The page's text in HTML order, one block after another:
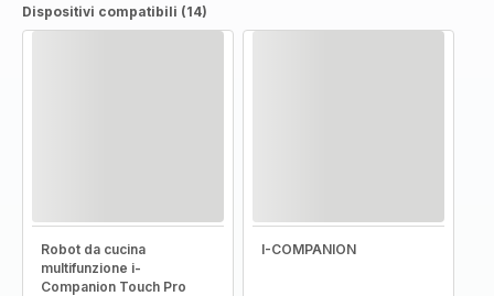
Dispositivi compatibili (14)
Robot da cucina
multifunzione i-
Companion Touch Pro
I-COMPANION